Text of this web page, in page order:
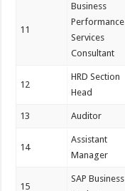
11
Business
Performance
Services
Consultant
12
HRD Section
Head
13 Auditor
14
Assistant
Manager
15
SAP Business